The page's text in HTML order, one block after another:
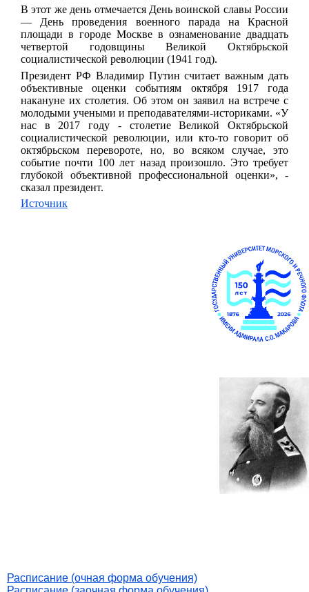
В этот же день отмечается День воинской славы России
— День проведения военного парада на Красной
площади в городе Москве в ознаменование двадцать
четвертой годовщины Великой Октябрьской
социалистической революции (1941 год).
Президент РФ Владимир Путин считает важным дать
объективные оценки событиям октября 1917 года
накануне их столетия. Об этом он заявил на встрече с
молодыми учеными и преподавателями-историками. «У
нас в 2017 году - столетие Великой Октябрьской
социалистической революции, или кто-то говорит об
октябрьском перевороте, но, во всяком случае, это
событие почти 100 лет назад произошло. Это требует
глубокой объективной профессиональной оценки», -
сказал президент.
Источник
Расписание (очная форма обучения)